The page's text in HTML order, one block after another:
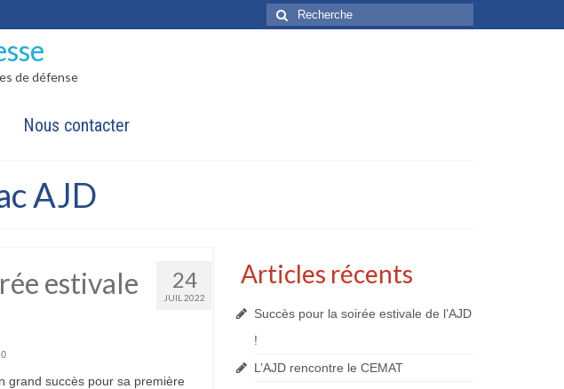
Rechercher
:
de défense
Nous contacter
AJD
24
JUIL 2022
estivale
grand succès pour sa première
Articles récents
Succès pour la soirée estivale de l’AJD
!
L’AJD rencontre le CEMAT